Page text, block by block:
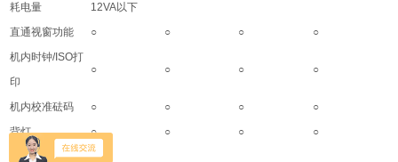
耗电量
12VA以下
直通视窗功能
○ ○ ○
○
机内时钟/ISO打
印
○ ○ ○ ○
机内校准砝码 ○ ○ ○
○
背灯
○ ○ ○ ○